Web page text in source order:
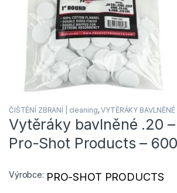
ČIŠTĚNÍ ZBRANÍ | cleaning,VYTĚRÁKY BAVLNĚNÉ
Vytěráky bavlněné .20
Pro-Shot Products –
Výrobce: PRO-SHOT PRODUCTS